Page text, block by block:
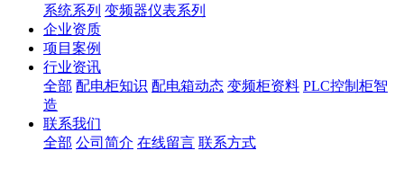
系统系列 变频器仪表系列
企业资质
项目案例
行业资讯
全部 配电柜知识 配电箱动态 变频柜资料 PLC控制柜智
造
联系我们
全部 公司简介 在线留言 联系方式